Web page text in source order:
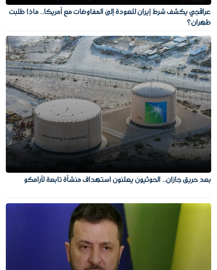
عراقجي يكشف شرط إيران للعودة إلى المفاوضات مع أمريكا.. ماذا طلبت
طهران؟
بعد حريق جازان.. الحوثيون يعلنون استهداف منشأة تابعة لأرامكو